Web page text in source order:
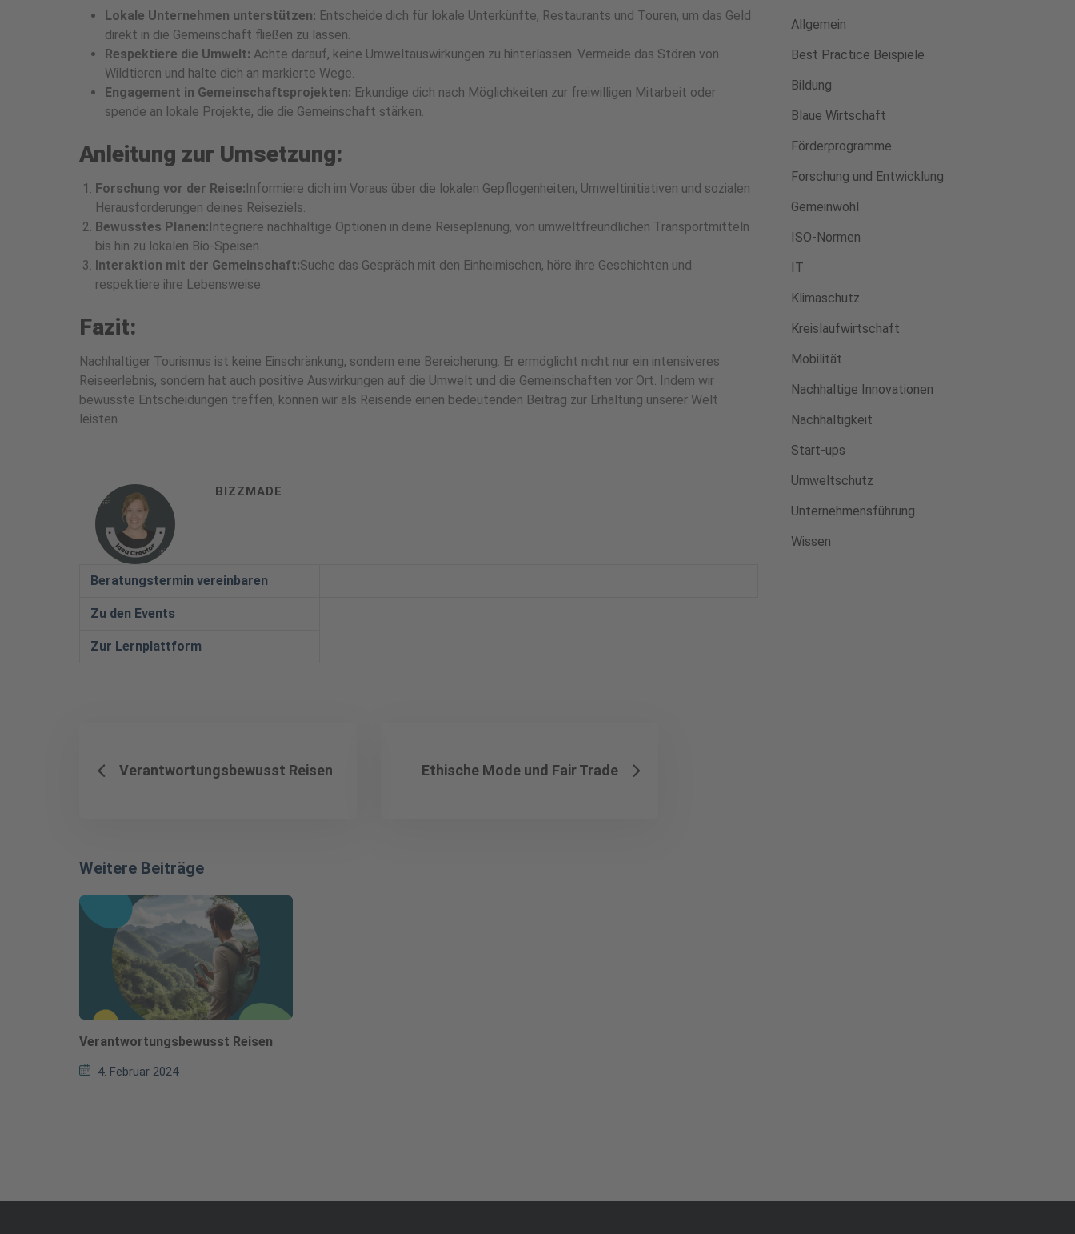
Lokale Unternehmen unterstützen: Entscheide dich für lokale Unterkünfte, Restaurants und Touren, um das Geld
direkt in die Gemeinschaft fließen zu lassen.
Respektiere die Umwelt: Achte darauf, keine Umweltauswirkungen zu hinterlassen. Vermeide das Stören von
Wildtieren und halte dich an markierte Wege.
Engagement in Gemeinschaftsprojekten: Erkundige dich nach Möglichkeiten zur freiwilligen Mitarbeit oder
spende an lokale Projekte, die die Gemeinschaft stärken.
Anleitung zur Umsetzung:
Forschung vor der Reise:Informiere dich im Voraus über die lokalen Gepflogenheiten, Umweltinitiativen und sozialen
Herausforderungen deines Reiseziels.
Bewusstes Planen:Integriere nachhaltige Optionen in deine Reiseplanung, von umweltfreundlichen Transportmitteln
bis hin zu lokalen Bio-Speisen.
Interaktion mit der Gemeinschaft:Suche das Gespräch mit den Einheimischen, höre ihre Geschichten und
respektiere ihre Lebensweise.
Fazit:
Nachhaltiger Tourismus ist keine Einschränkung, sondern eine Bereicherung. Er ermöglicht nicht nur ein intensiveres
Reiseerlebnis, sondern hat auch positive Auswirkungen auf die Umwelt und die Gemeinschaften vor Ort. Indem wir
bewusste Entscheidungen treffen, können wir als Reisende einen bedeutenden Beitrag zur Erhaltung unserer Welt
leisten.
BIZZMADE
Beratungstermin vereinbaren
Zu den Events
Zur Lernplattform
Verantwortungsbewusst Reisen Ethische Mode und Fair Trade
Weitere Beiträge
Verantwortungsbewusst Reisen
4. Februar 2024
Allgemein
Best Practice Beispiele
Bildung
Blaue Wirtschaft
Förderprogramme
Forschung und Entwicklung
Gemeinwohl
ISO-Normen
IT
Klimaschutz
Kreislaufwirtschaft
Mobilität
Nachhaltige Innovationen
Nachhaltigkeit
Start-ups
Umweltschutz
Unternehmensführung
Wissen